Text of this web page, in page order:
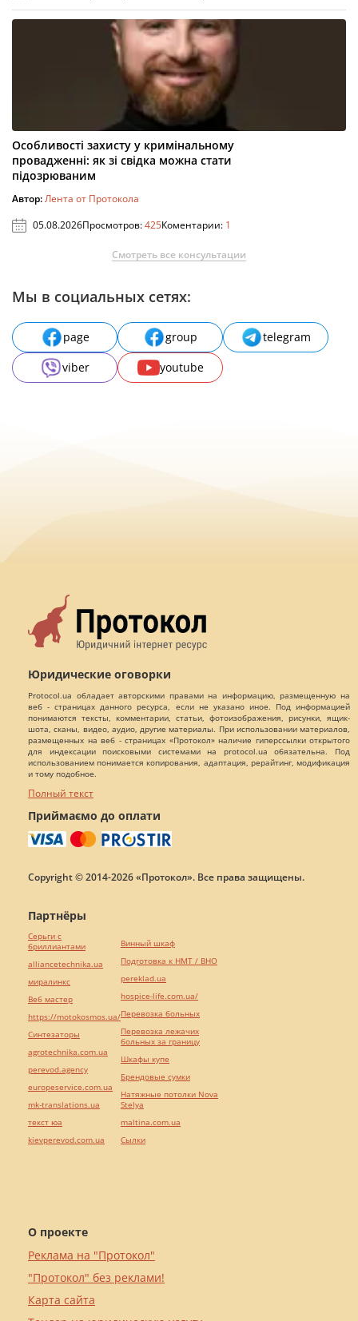
Особливості захисту у кримінальному
провадженні: як зі свідка можна стати
підозрюваним
Автор:Лента от Протокола
05.08.2026Просмотров:425Коментарии: 1
Смотреть все консультации
Мы в социальных сетях:
page group
telegram
viber
youtube
Юридические оговорки
Protocol.ua обладает авторскими правами на информацию, размещенную на
веб - страницах данного ресурса, если не указано иное. Под информацией
понимаются тексты, комментарии, статьи, фотоизображения, рисунки, ящик-
шота, сканы, видео, аудио, другие материалы. При использовании материалов,
размещенных на веб - страницах «Протокол» наличие гиперссылки открытого
для индексации поисковыми системами на protocol.ua обязательна. Под
использованием понимается копирования, адаптация, рерайтинг, модификация
и тому подобное.
Полный текст
Приймаємо до оплати
Copyright © 2014-2026 «Протокол». Все права защищены.
О проекте
Реклама на "Протокол"
"Протокол" без реклами!
Карта сайта
Партнёры
Серьги с
бриллиантами
alliancetechnika.ua
миралинкс
Веб мастер
https://motokosmos.ua/
Синтезаторы
agrotechnika.com.ua
perevod.agency
europeservice.com.ua
mk-translations.ua
текст юа
kievperevod.com.ua
Винный шкаф
Подготовка к НМТ / ВНО
pereklad.ua
hospice-life.com.ua/
Перевозка больных
Перевозка лежачих
больных за границу
Шкафы купе
Брендовые сумки
Натяжные потолки Nova
Stelya
maltina.com.ua
Cылки